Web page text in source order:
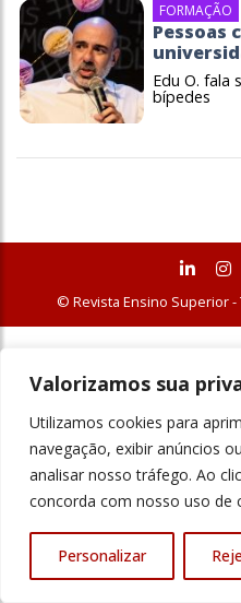
Valorizamos sua
Utilizamos cookies para
navegação, exibir anúncios
analisar nosso tráfego. Ao
concorda com nosso uso de
Personalizar
FORMAÇÃO
Pessoas
Edu O. fala
bípedes
© Revista Ensino Superior